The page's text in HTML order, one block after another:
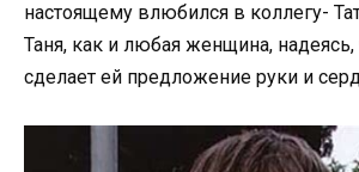
настоящему влюбился в коллегу-
Таня, как и любая женщина, надеясь,
сделает ей предложение руки и